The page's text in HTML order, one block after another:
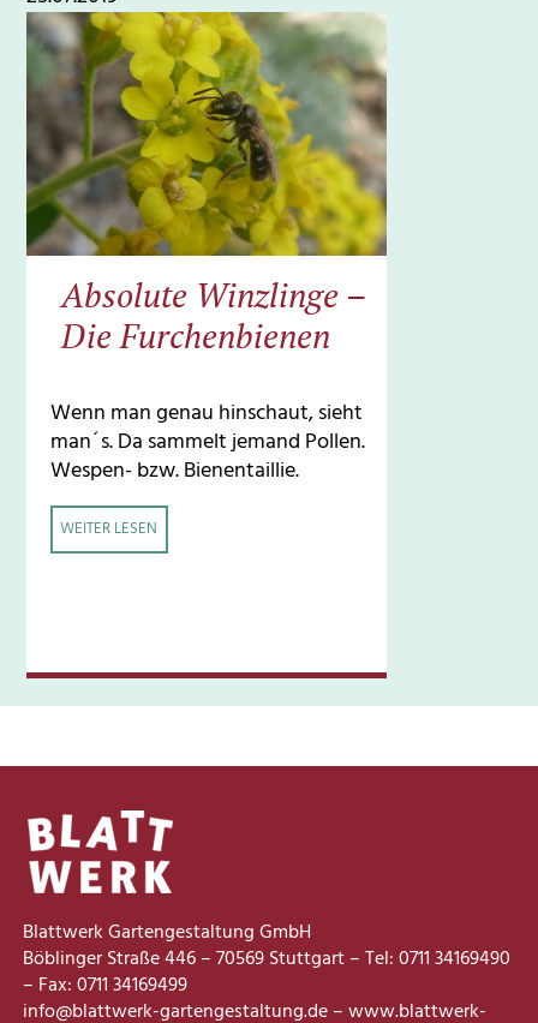
Absolute Winzlinge –
Die Furchenbienen
Wenn man genau hinschaut, sieht
man´s. Da sammelt jemand Pollen.
Wespen- bzw. Bienentaillie.
WEITER LESEN
Blattwerk Gartengestaltung GmbH
Böblinger Straße 446 – 70569 Stuttgart – Tel: 0711 34169490
– Fax: 0711 34169499
info@blattwerk-gartengestaltung.de – www.blattwerk-